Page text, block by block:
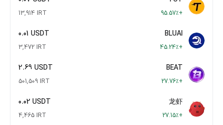
+95.57٪ 13,914 IRT
BLUAI
0.01 USDT
+45.24٪ 3,472 IRT
BEAT
2.69 USDT
+27.76٪ 501,509 IRT
龙虾
0.02 USDT
+27.15٪ 4,465 IRT